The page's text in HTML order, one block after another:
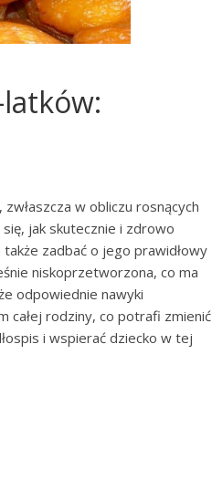
w obliczu rosnących
jak skutecznie i zdrowo
zadbać o jego prawidłowy
niskoprzetworzona, co ma
odpowiednie nawyki
całej rodziny, co potrafi zmienić
i wspierać dziecko w tej